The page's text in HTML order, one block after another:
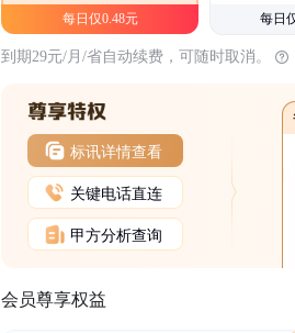
每日仅0.48元 每日
到期29元/月/省自动续费，可随时取消。
标讯详情查看
关键电话直连
甲方分析查询
会员尊享权益